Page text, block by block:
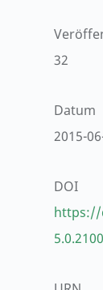
32
Datum
2015-
DOI
https://